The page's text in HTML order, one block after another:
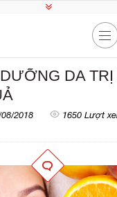
DA TRỊ
08/2018
1650 Lượt